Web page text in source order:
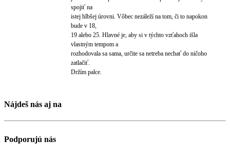
spojiť na
istej hlbšej úrovni. Vôbec nezáleží na tom, či to napokon
bude v 18,
19 alebo 25. Hlavné je, aby si v týchto vzťahoch išla
vlastným tempom a
rozhodovala sa sama, určite sa netreba nechať do ničoho
zatlačiť.
Držím palce.
Nájdeš nás aj na
Podporujú nás